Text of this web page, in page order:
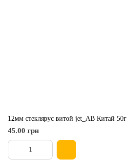
12мм стеклярус витой jet_АВ Китай 50г
45.00 грн